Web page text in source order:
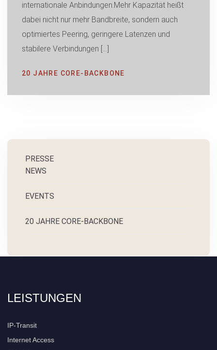
internationale Anbindungen.Mehr Kapazität heißt
dabei nicht nur mehr Bandbreite, sondern auch
optimiertes Peering, geringere Latenzen und
stabilere Verbindungen […]
20 JAHRE CORE-BACKBONE
20 JAHRE CORE-BACKBONE
EVENTS
NEWS
PRESSE
LEISTUNGEN
IP-Transit
Internet Access